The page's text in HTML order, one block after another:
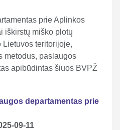
prie Aplinkos
iškirstų miško plotų
Lietuvos teritorijoje,
metodus, paslaugos
apibūdintas šiuos BVPŽ
departamentas prie
09-11